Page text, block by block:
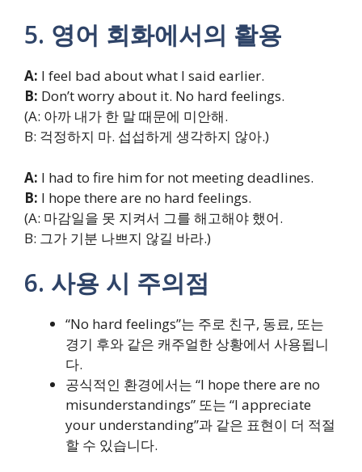
5. 영어 회화에서의 활용
A: I feel bad about what I said earlier.
B: Don’t worry about it. No hard feelings.
(A: 아까 내가 한 말 때문에 미안해.
B: 걱정하지 마. 섭섭하게 생각하지 않아.)
A: I had to fire him for not meeting deadlines.
B: I hope there are no hard feelings.
(A: 마감일을 못 지켜서 그를 해고해야 했어.
B: 그가 기분 나쁘지 않길 바라.)
6. 사용 시 주의점
“No hard feelings”는 주로 친구, 동료, 또는
경기 후와 같은 캐주얼한 상황에서 사용됩니
다.
공식적인 환경에서는 “I hope there are no
misunderstandings” 또는 “I appreciate
your understanding”과 같은 표현이 더 적절
할 수 있습니다.